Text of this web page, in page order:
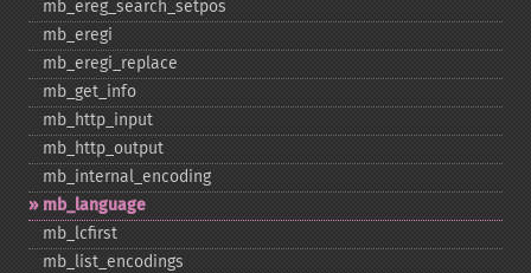
mb_​ereg_​search_​setpos
mb_​eregi
mb_​eregi_​replace
mb_​get_​info
mb_​http_​input
mb_​http_​output
mb_​internal_​encoding
mb_​language
mb_​lcfirst
mb_​list_​encodings